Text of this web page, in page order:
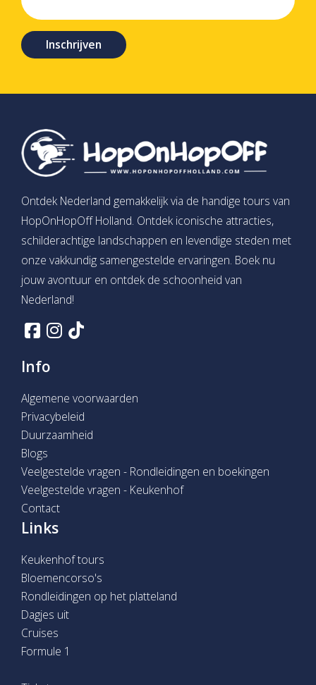
Inschrijven
Ontdek Nederland gemakkelijk via de handige tours van
HopOnHopOff Holland. Ontdek iconische attracties,
schilderachtige landschappen en levendige steden met
onze vakkundig samengestelde ervaringen. Boek nu
jouw avontuur en ontdek de schoonheid van
Nederland!
Info
Algemene voorwaarden
Privacybeleid
Duurzaamheid
Blogs
Veelgestelde vragen - Rondleidingen en boekingen
Veelgestelde vragen - Keukenhof
Contact
Links
Keukenhof tours
Bloemencorso's
Rondleidingen op het platteland
Dagjes uit
Cruises
Formule 1